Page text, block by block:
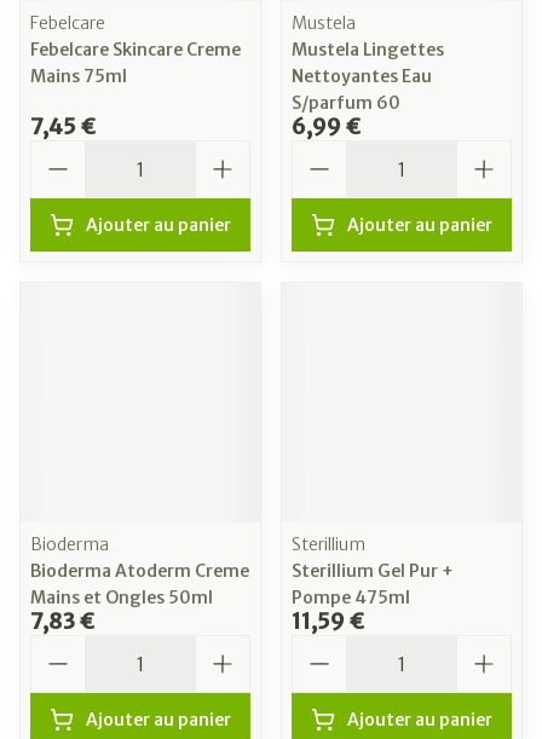
Febelcare
Febelcare Skincare Creme
Mains 75ml
7,45 €
Ajouter au panier
Mustela
Mustela Lingettes
Nettoyantes Eau
S/parfum 60
6,99 €
Ajouter au panier
Bioderma
Bioderma Atoderm Creme
Mains et Ongles 50ml
7,83 €
Ajouter au panier
Sterillium
Sterillium Gel Pur +
Pompe 475ml
11,59 €
Ajouter au panier